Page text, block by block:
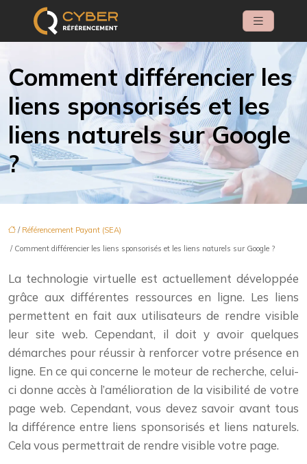
Comment différencier les
liens sponsorisés et les
liens naturels sur Google
?
/ Référencement Payant (SEA)
/ Comment différencier les liens sponsorisés et les liens naturels sur Google ?
La technologie virtuelle est actuellement développée
grâce aux différentes ressources en ligne. Les liens
permettent en fait aux utilisateurs de rendre visible
leur site web. Cependant, il doit y avoir quelques
démarches pour réussir à renforcer votre présence en
ligne. En ce qui concerne le moteur de recherche, celui-
ci donne accès à l’amélioration de la visibilité de votre
page web. Cependant, vous devez savoir avant tous
la différence entre liens sponsorisés et liens naturels.
Cela vous permettrait de rendre visible votre page.